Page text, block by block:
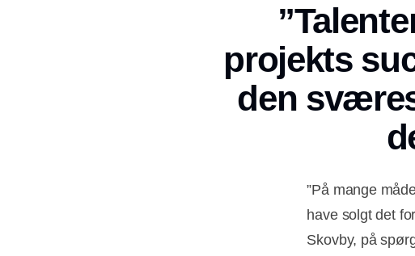
projekts
den
”På mange
have solgt det
Skovby, på